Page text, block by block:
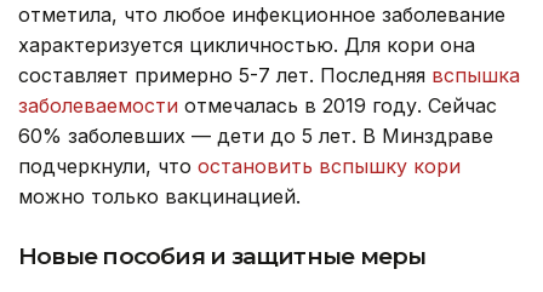
отметила, что любое инфекционное заболевание
характеризуется цикличностью. Для кори она
составляет примерно 5-7 лет. Последняя вспышка
заболеваемости отмечалась в 2019 году. Сейчас
60% заболевших — дети до 5 лет. В Минздраве
подчеркнули, что остановить вспышку кори
можно только вакцинацией.
Новые пособия и защитные меры